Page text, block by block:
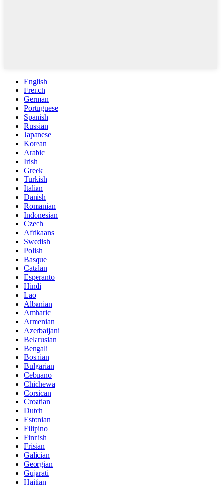
English
French
German
Portuguese
Spanish
Russian
Japanese
Korean
Arabic
Irish
Greek
Turkish
Italian
Danish
Romanian
Indonesian
Czech
Afrikaans
Swedish
Polish
Basque
Catalan
Esperanto
Hindi
Lao
Albanian
Amharic
Armenian
Azerbaijani
Belarusian
Bengali
Bosnian
Bulgarian
Cebuano
Chichewa
Corsican
Croatian
Dutch
Estonian
Filipino
Finnish
Frisian
Galician
Georgian
Gujarati
Haitian